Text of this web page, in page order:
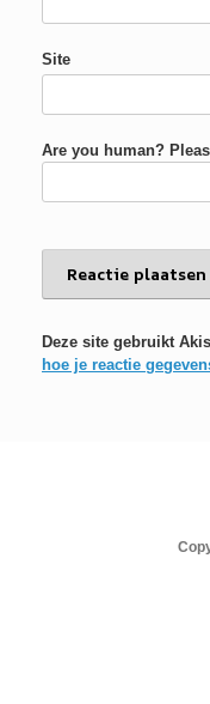
Site
Are you human?
Deze site gebruikt
hoe je reactie